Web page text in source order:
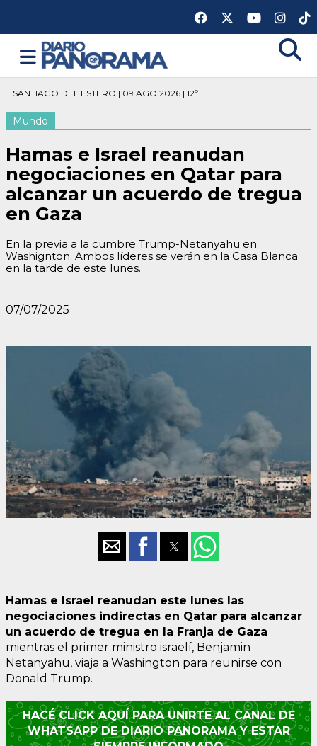
SANTIAGO DEL ESTERO | 09 AGO 2026 | 12º
Mundo
Hamas e Israel reanudan
negociaciones en Qatar para
alcanzar un acuerdo de tregua
en Gaza
En la previa a la cumbre Trump-Netanyahu en
Washignton. Ambos líderes se verán en la Casa Blanca
en la tarde de este lunes.
07/07/2025
Hamas e Israel reanudan este lunes las
negociaciones indirectas en Qatar para alcanzar
un acuerdo de tregua en la Franja de Gaza
mientras el primer ministro israelí, Benjamin
Netanyahu, viaja a Washington para reunirse con
Donald Trump.
HACÉ CLICK AQUÍ PARA UNIRTE AL CANAL DE
WHATSAPP DE DIARIO PANORAMA Y ESTAR